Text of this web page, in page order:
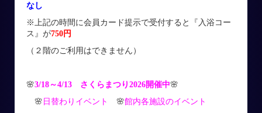
なし
※上記の時間に会員カード提示で受付すると『入浴コー
ス』が750円
（２階のご利用はできません）
🌸3/18～4/13 さくらまつり2026開催中🌸
🌸 日替わりイベント 🌸館内各施設のイベント